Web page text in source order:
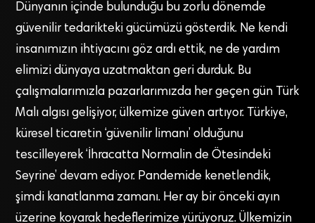
Dünyanın içinde bulunduğu bu zorlu dönemde
güvenilir tedarikteki gücümüzü gösterdik. Ne kendi
insanımızın ihtiyacını göz ardı ettik, ne de yardım
elimizi dünyaya uzatmaktan geri durduk. Bu
çalışmalarımızla pazarlarımızda her geçen gün Türk
Malı algısı gelişiyor, ülkemize güven artıyor. Türkiye,
küresel ticaretin ‘güvenilir limanı’ olduğunu
tescilleyerek ‘İhracatta Normalin de Ötesindeki
Seyrine’ devam ediyor. Pandemide kenetlendik,
şimdi kanatlanma zamanı. Her ay bir önceki ayın
üzerine koyarak hedeflerimize yürüyoruz. Ülkemizin